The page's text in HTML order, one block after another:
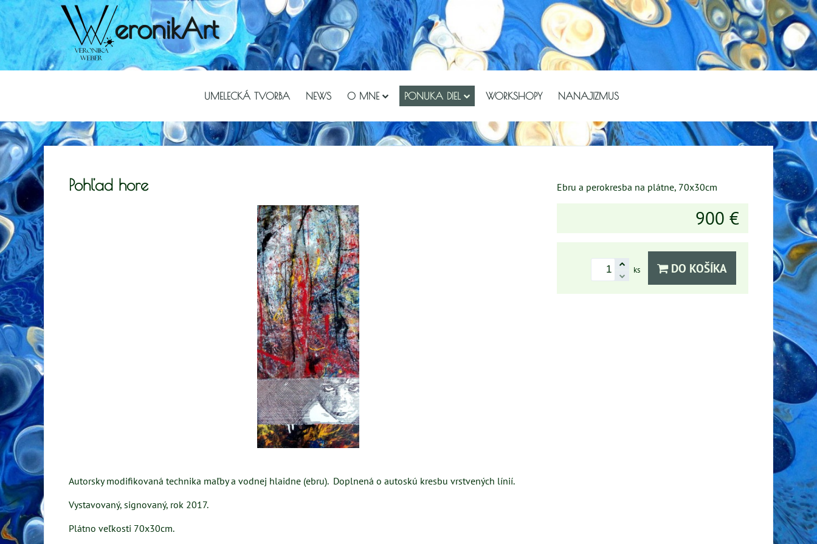
eronikArt
UMELECKÁ TVORBA NEWS O MNE PONUKA DIEL WORKSHOPY NANAJIZMUS
Pohľad hore Ebru a perokresba na plátne, 70x30cm
900 €
ks DO KOŠÍKA
Autorsky modifikovaná technika maľby a vodnej hlaidne (ebru). Doplnená o autoskú kresbu vrstvených línií.
Vystavovaný, signovaný, rok 2017.
Plátno veľkosti 70x30cm.